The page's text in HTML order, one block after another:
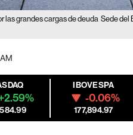
las grandes cargas de deuda Sede del
IBOVESPA
-0.06%
177,894.97